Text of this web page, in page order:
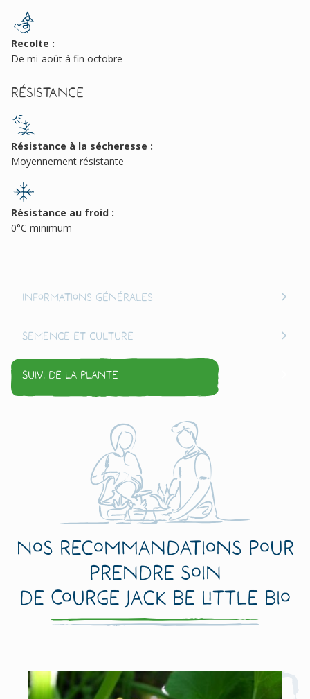
Recolte :
De mi-août à fin octobre
Résistance
Résistance à la sécheresse :
Moyennement résistante
Résistance au froid :
0°C minimum
Informations générales
Semence et culture
Suivi de la plante
Nos recommandations pour
prendre soin
de Courge Jack Be Little Bio